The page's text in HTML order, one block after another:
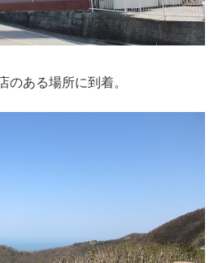
のある場所に到着。